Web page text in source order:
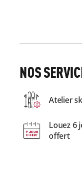
NOS
Atelier
Louez 6
offert